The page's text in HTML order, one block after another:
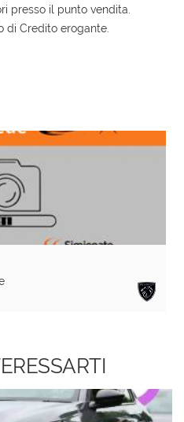
privacy*
richiesta
presso il punto vendita.
di Credito erogante.